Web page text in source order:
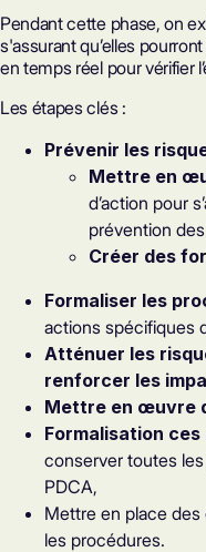
Pendant cette phase, on
s'assurant qu’elles
en temps réel pour vérifier
Les étapes clés :
Prévenir les
Mettre en
d’action pour
prévention
Créer des
Formaliser les
actions spécifiques
Atténuer les
renforcer les
Mettre en œuvre
Formalisation
conserver toutes
PDCA,
Mettre en place
les procédures.